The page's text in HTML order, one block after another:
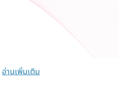
อ่านเพิ่มเติม